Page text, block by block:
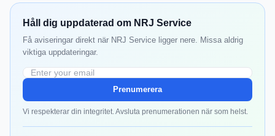
Håll dig uppdaterad om NRJ Service
Få aviseringar direkt när NRJ Service ligger nere. Missa aldrig
viktiga uppdateringar.
Prenumerera
Vi respekterar din integritet. Avsluta prenumerationen när som helst.